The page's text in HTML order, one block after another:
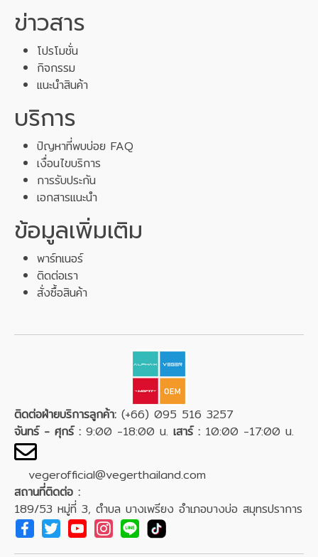
ข่าวสาร
โปรโมชั่น
กิจกรรม
แนะนำสินค้า
บริการ
ปัญหาที่พบบ่อย FAQ
เงื่อนไขบริการ
การรับประกัน
เอกสารแนะนำ
ข้อมูลเพิ่มเติม
พาร์ทเนอร์
ติดต่อเรา
สั่งซื้อสินค้า
ติดต่อฝ่ายบริการลูกค้า: (+66) 095 516 3257
จันทร์ - ศุกร์ : 9:00 -18:00 น. เสาร์ : 10:00 -17:00 น.
vegerofficial@vegerthailand.com
สถานที่ติดต่อ :
189/53 หมู่ที่ 3, ตำบล บางเพรียง อำเภอบางบ่อ สมุทรปราการ